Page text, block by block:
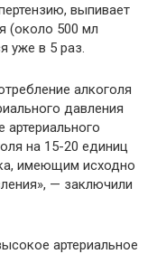
выпивает
(около 500 мл
уже в 5 раз.
алкоголя
давления
артериального
на 15-20 единиц
имеющим исходно
— заключили
артериальное